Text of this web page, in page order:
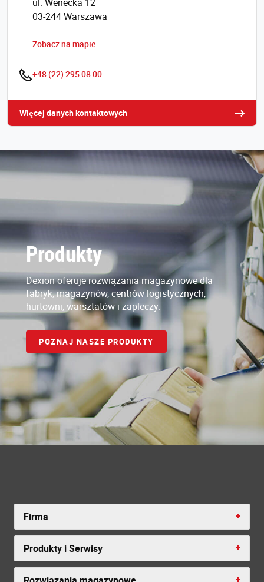
03-244 Warszawa
Zobacz na mapie
+48 (22) 295 08 00
Więcej danych kontaktowych
Produkty
Dexion oferuje rozwiązania magazynowe dla
fabryk, magazynów, centrów logistycznych,
hurtowni, warsztatów i zapleczy.
POZNAJ NASZE PRODUKTY
Firma
Produkty i Serwisy